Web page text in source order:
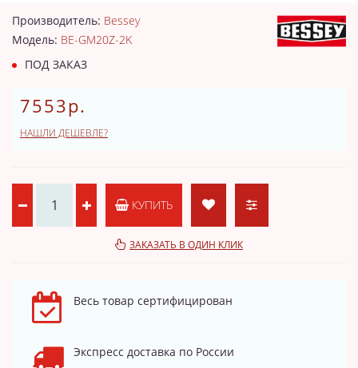
Производитель: Bessey
Модель: BE-GM20Z-2K
ПОД ЗАКАЗ
7553р.
НАШЛИ ДЕШЕВЛЕ?
КУПИТЬ
ЗАКАЗАТЬ В ОДИН КЛИК
Весь товар сертифицирован
Экспресс доставка по России